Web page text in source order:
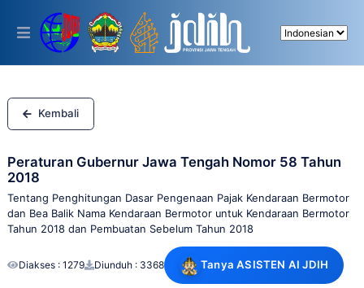
This
includes
accessibility
system.
Kembali
Peraturan Gubernur Jawa Tengah Nomor 58 Tahun
2018
Tentang Penghitungan Dasar Pengenaan Pajak Kendaraan Bermotor
dan Bea Balik Nama Kendaraan Bermotor untuk Kendaraan Bermotor
Tahun 2018 dan Pembuatan Sebelum Tahun 2018
Diakses : 1279 Diunduh : 3368 Tanya ASISTEN AI JDIH